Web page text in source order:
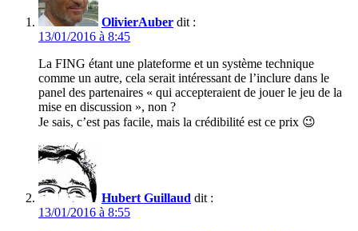
OlivierAuber dit :
13/01/2016 à 8:45
La FING étant une plateforme et un système technique
comme un autre, cela serait intéressant de l’inclure dans le
panel des partenaires « qui accepteraient de jouer le jeu de la
mise en discussion », non ?
Je sais, c’est pas facile, mais la crédibilité est ce prix 😉
Hubert Guillaud dit :
13/01/2016 à 8:55